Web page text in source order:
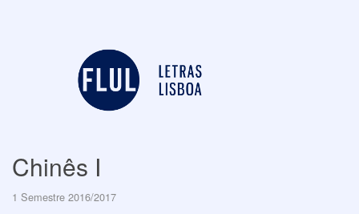
Chinês I
1 Semestre 2016/2017